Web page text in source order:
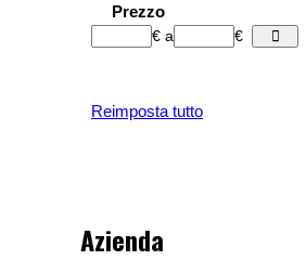
Prezzo
€a €
Reimposta tutto
Azienda